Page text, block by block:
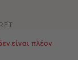
FIT
είναι πλέον